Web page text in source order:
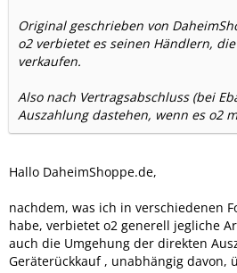
Original geschrieben von
o2 verbietet es seinen Händlern,
verkaufen.
Also nach Vertragsabschluss (bei
Auszahlung dastehen, wenn es o2
Hallo DaheimShoppe.de,
nachdem, was ich in verschiedenen
habe, verbietet o2 generell jegliche
auch die Umgehung der direkten
Geräterückkauf , unabhängig davon,